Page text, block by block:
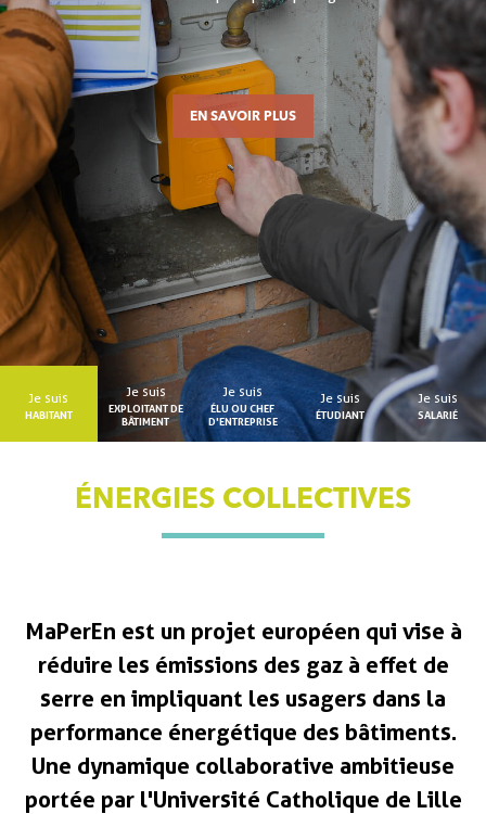
EN SAVOIR PLUS
Je suis
HABITANT
Je suis
EXPLOITANT DE
BÂTIMENT
Je suis
ÉLU OU CHEF
D'ENTREPRISE
Je suis
ÉTUDIANT
Je suis
SALARIÉ
ÉNERGIES COLLECTIVES
MaPerEn est un projet européen qui vise à
réduire les émissions des gaz à effet de
serre en impliquant les usagers dans la
performance énergétique des bâtiments.
Une dynamique collaborative ambitieuse
portée par l'Université Catholique de Lille